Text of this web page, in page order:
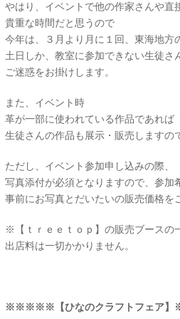
やはり、イベントで他の作家さんや直
貴重な時間だと思うので
今年は、３月より月に１回、東海地
土日しか、教室に参加できない生徒さ
ご迷惑をお掛けします。
また、イベント時
革が一部に使われている作品であれば
生徒さんの作品も展示・販売しますの
ただし、イベント参加申し込みの際、
写真添付が必須となりますので、参加
事前にお写真とだいたいの販売価格を
※【ｔｒｅｅｔｏｐ】の販売ブースの
出店料は一切かかりません。
※※※※※【ひなのクラフトフェア